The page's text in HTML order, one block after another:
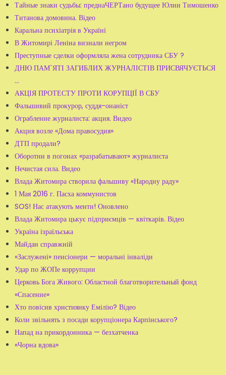
Тайные знаки судьбы: преднаЧЕРТано будущее Юлии Тимошенко
Титанова домовина. Відео
Каральна психіатрія в Україні
В Житомирі Леніна визнали негром
Преступные сделки оформляла жена сотрудника СБУ ?
ДНЮ ПАМ`ЯТІ ЗАГИБЛИХ ЖУРНАЛІСТІВ ПРИСВЯЧУЄТЬСЯ
...
АКЦІЯ ПРОТЕСТУ ПРОТИ КОРУПЦІЇ В СБУ
Фальшивий прокурор, суддя-онаніст
Ограбление журналиста: акция. Видео
Акция возле «Дома правосудия»
ДТП продали?
Оборотни в погонах «разрабатывают» журналиста
Нечистая сила. Видео
Влада Житомира створила фальшиву «Народну раду»
1 Мая 2016 г. Пасха коммунистов
SOS! Нас атакують менти! Оновлено
Влада Житомира цькує підприємців — квіткарів. Відео
Україна ізраїльська
Майдан справжній
«Заслужені» пенсіонери — моральні інваліди
Удар по ЖОПе коррупции
Церковь Бога Живого: Областной благотворительный фонд
«Спасение»
Хто повісив християнку Емілію? Відео
Коли звільнять з посади корупціонера Карпінського?
Напад на прикордонника — безхатченка
«Чорна вдова»